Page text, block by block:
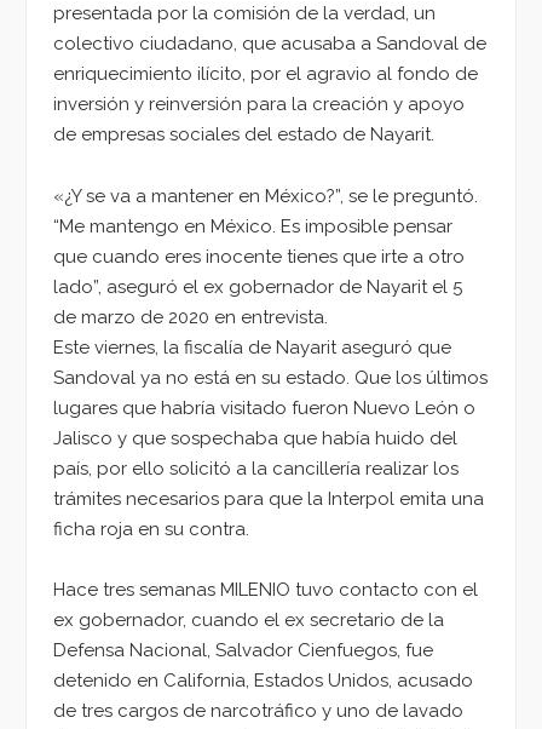
presentada por la comisión de la verdad, un
colectivo ciudadano, que acusaba a Sandoval de
enriquecimiento ilícito, por el agravio al fondo de
inversión y reinversión para la creación y apoyo
de empresas sociales del estado de Nayarit.
«¿Y se va a mantener en México?”, se le preguntó.
“Me mantengo en México. Es imposible pensar
que cuando eres inocente tienes que irte a otro
lado”, aseguró el ex gobernador de Nayarit el 5
de marzo de 2020 en entrevista.
Este viernes, la fiscalía de Nayarit aseguró que
Sandoval ya no está en su estado. Que los últimos
lugares que habría visitado fueron Nuevo León o
Jalisco y que sospechaba que había huido del
país, por ello solicitó a la cancillería realizar los
trámites necesarios para que la Interpol emita una
ficha roja en su contra.
Hace tres semanas MILENIO tuvo contacto con el
ex gobernador, cuando el ex secretario de la
Defensa Nacional, Salvador Cienfuegos, fue
detenido en California, Estados Unidos, acusado
de tres cargos de narcotráfico y uno de lavado